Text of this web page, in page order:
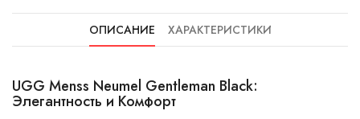
ОПИСАНИЕ ХАРАКТЕРИСТИКИ
UGG Menss Neumel Gentleman Black:
Элегантность и Комфорт